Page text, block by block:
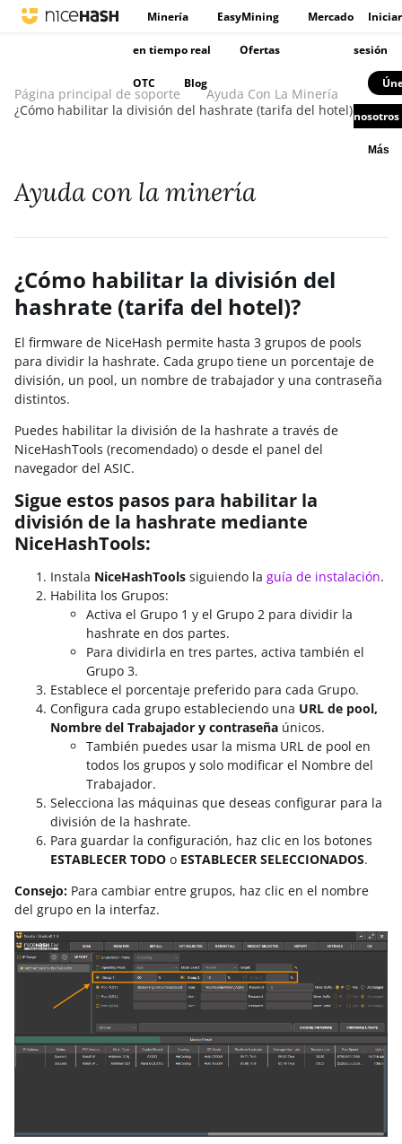
Minería EasyMining Mercado
en tiempo real Ofertas
OTC Blog
Iniciar
sesión
nosotros
Más
Página principal de soporte
Ayuda Con La Minería
¿Cómo habilitar la división del hashrate (tarifa del hotel)?
Ayuda con la minería
¿Cómo habilitar la división del
hashrate (tarifa del hotel)?
El firmware de NiceHash permite hasta 3 grupos de pools
para dividir la hashrate. Cada grupo tiene un porcentaje de
división, un pool, un nombre de trabajador y una contraseña
distintos.
Puedes habilitar la división de la hashrate a través de
NiceHashTools (recomendado) o desde el panel del
navegador del ASIC.
Sigue estos pasos para habilitar la
división de la hashrate mediante
NiceHashTools:
Instala NiceHashTools siguiendo la guía de instalación.
Habilita los Grupos:
Activa el Grupo 1 y el Grupo 2 para dividir la
hashrate en dos partes.
Para dividirla en tres partes, activa también el
Grupo 3.
Establece el porcentaje preferido para cada Grupo.
Configura cada grupo estableciendo una URL de pool,
Nombre del Trabajador y contraseña únicos.
También puedes usar la misma URL de pool en
todos los grupos y solo modificar el Nombre del
Trabajador.
Selecciona las máquinas que deseas configurar para la
división de la hashrate.
Para guardar la configuración, haz clic en los botones
ESTABLECER TODO o ESTABLECER SELECCIONADOS.
Consejo: Para cambiar entre grupos, haz clic en el nombre
del grupo en la interfaz.